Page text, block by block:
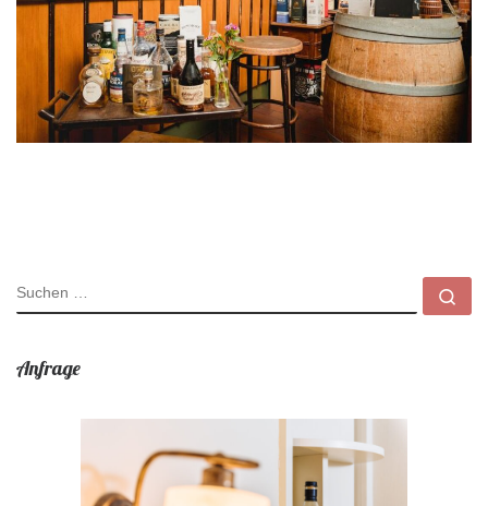
SUCHE
Anfrage